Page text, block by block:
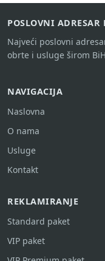
POSLOVNI ADRESAR
Najveći poslovni
obrte i usluge širom
NAVIGACIJA
Naslovna
O nama
Usluge
Kontakt
REKLAMIRANJE
Standard paket
VIP paket